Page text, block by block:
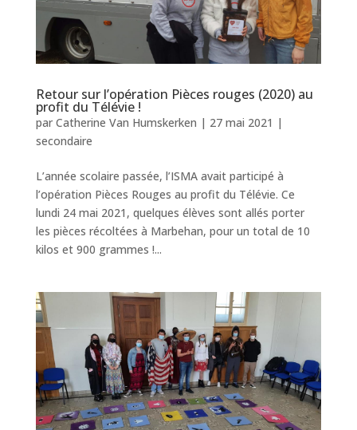
Retour sur l’opération Pièces rouges (2020) au
profit du Télévie !
par Catherine Van Humskerken | 27 mai 2021 |
secondaire
L’année scolaire passée, l’ISMA avait participé à
l’opération Pièces Rouges au profit du Télévie. Ce
lundi 24 mai 2021, quelques élèves sont allés porter
les pièces récoltées à Marbehan, pour un total de 10
kilos et 900 grammes !...